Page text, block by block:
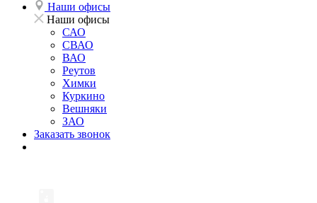
Наши офисы
Наши офисы
САО
СВАО
ВАО
Реутов
Химки
Куркино
Вешняки
ЗАО
Заказать звонок